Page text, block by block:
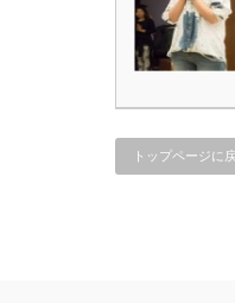
トップページに